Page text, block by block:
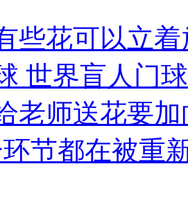
些花可以立
世界盲人门
老师送花要
节都在被重